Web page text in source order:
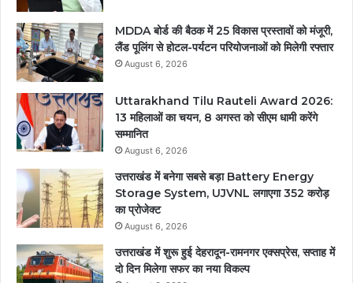
MDDA बोर्ड की बैठक में 25 विकास प्रस्तावों को मंजूरी,
लैंड पूलिंग से होटल-पर्यटन परियोजनाओं को मिलेगी रफ्तार
August 6, 2026
Uttarakhand Tilu Rauteli Award 2026:
13 महिलाओं का चयन, 8 अगस्त को सीएम धामी करेंगे
सम्मानित
August 6, 2026
उत्तराखंड में बनेगा सबसे बड़ा Battery Energy
Storage System, UJVNL लगाएगा 352 करोड़
का प्रोजेक्ट
August 6, 2026
उत्तराखंड में शुरू हुई देहरादून-रामनगर एक्सप्रेस, सप्ताह में
दो दिन मिलेगा सफर का नया विकल्प